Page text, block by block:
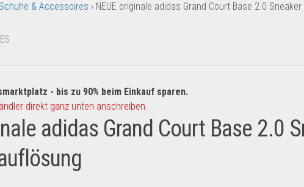
Schuhe & Accessoires › NEUE originale adidas Grand Court Base 2.0
- bis zu 90% beim Einkauf sparen.
direkt ganz unten anschreiben.
adidas Grand Court Base 2.0